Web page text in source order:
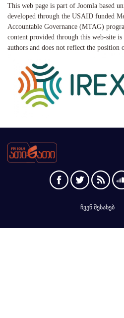
This web page is part of Joomla based
developed through the USAID funded
Accountable Governance (MTAG)
content provided through this web-site
authors and does not reflect the
ჩვენ შესახებ